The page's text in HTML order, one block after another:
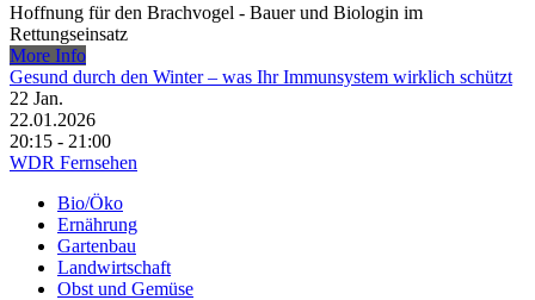
Hoffnung für den Brachvogel - Bauer und Biologin im
Rettungseinsatz
More Info
Gesund durch den Winter – was Ihr Immunsystem wirklich schützt
22 Jan.
22.01.2026
20:15 - 21:00
WDR Fernsehen
Bio/Öko
Ernährung
Gartenbau
Landwirtschaft
Obst und Gemüse